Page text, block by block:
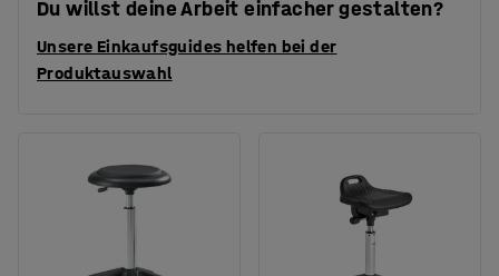
Du willst deine Arbeit einfacher gestalten?
Unsere Einkaufsguides helfen bei der
Produktauswahl